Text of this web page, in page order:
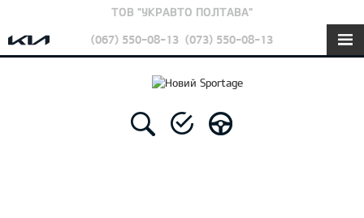
ТОВ "УКРАВТО ПОЛТАВА"
(067) 550-08-13 (073) 550-08-13